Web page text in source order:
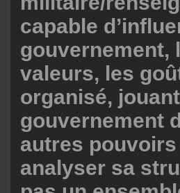
capable
gouvernement,
valeurs, les
organisé,
gouvernement
autres pouvoirs
analyser sa